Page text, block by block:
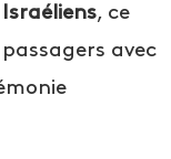
Israéliens, ce
avec